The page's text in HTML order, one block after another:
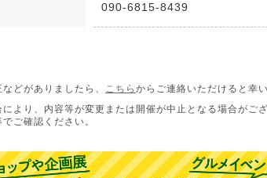
090-6815-8439
どがありましたら、 こちら からご連絡いただけると幸い
より、内容等が変更または開催が中止となる場合がござ
ご確認ください。